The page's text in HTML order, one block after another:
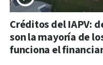
Créditos del IAPV:
son la mayoría de
funciona el